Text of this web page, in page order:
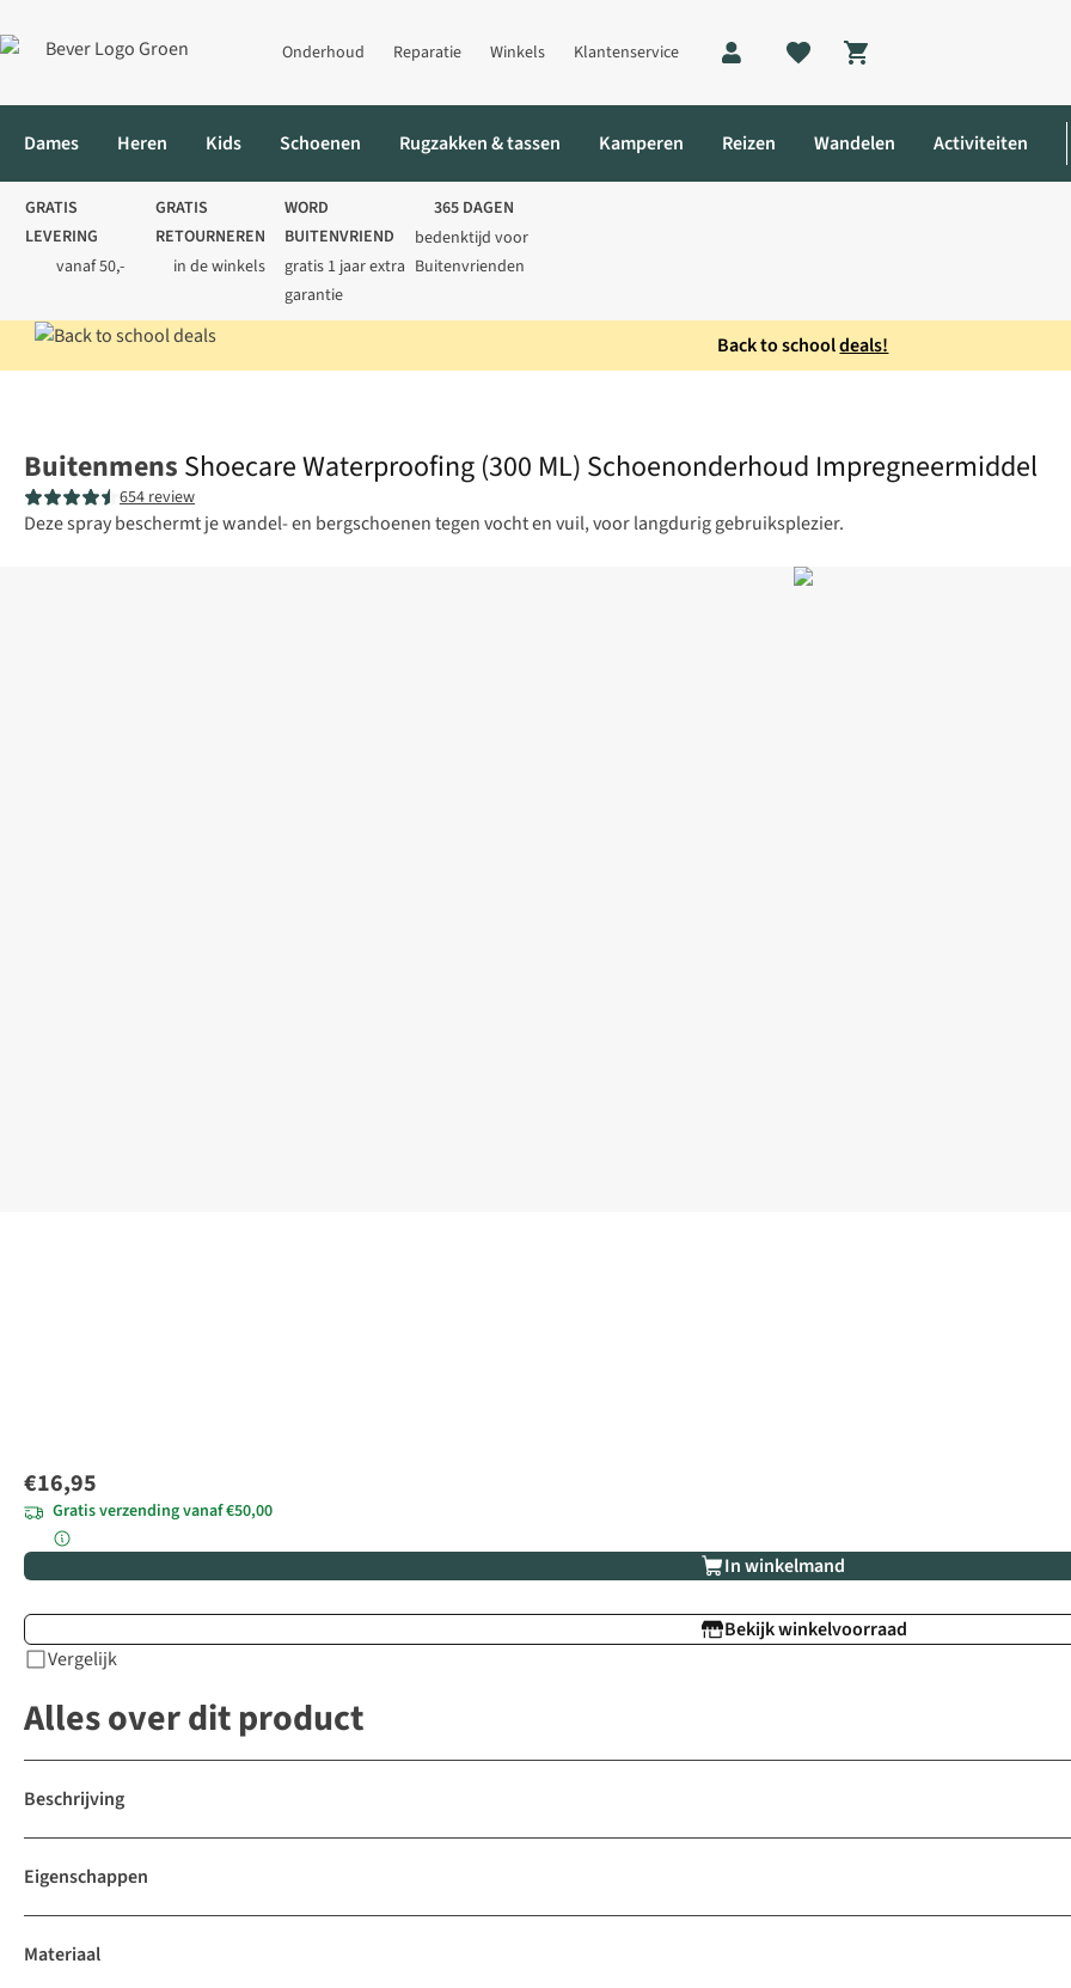
Onderhoud Reparatie Winkels Klantenservice
Shopping cart
Dames Heren Kids Schoenen Rugzakken & tassen Kamperen Reizen Wandelen Activiteiten
GRATIS
LEVERING
vanaf 50,-
GRATIS
RETOURNEREN
in de winkels
WORD
BUITENVRIEND
gratis 1 jaar extra
garantie
365 DAGEN
bedenktijd voor
Buitenvrienden
Back to schooldeals!
Buitenmens Shoecare Waterproofing (300 ML) Schoenonderhoud Impregneermiddel
654 review
Deze spray beschermt je wandel- en bergschoenen tegen vocht en vuil, voor langdurig gebruiksplezier.
€16,95
Gratis verzending vanaf €50,00
In winkelmand
Bekijk winkelvoorraad
Vergelijk
Alles over dit product
Beschrijving
Eigenschappen
Materiaal